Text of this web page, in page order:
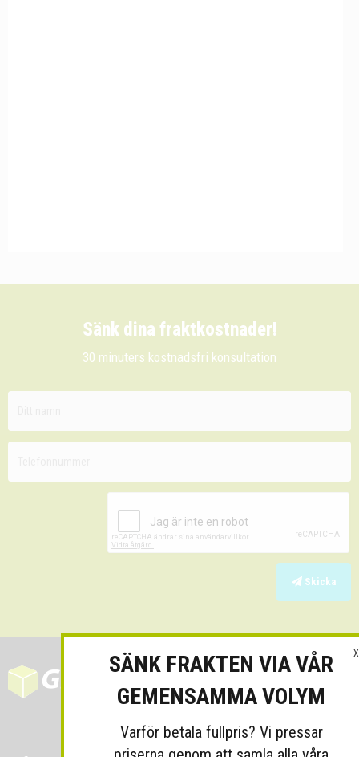
Sänk dina fraktkostnader!
30 minuters kostnadsfri konsultation
Skicka
X
SÄNK FRAKTEN VIA VÅR
GEMENSAMMA VOLYM
Varför betala fullpris? Vi pressar